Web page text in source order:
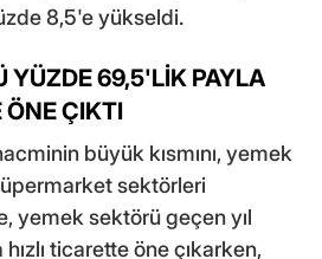
8,5'e yükseldi.
YÜZDE 69,5'LİK PAYLA
ÖNE ÇIKTI
büyük kısmını, yemek
sektörleri
yemek sektörü geçen yıl
ticarette öne çıkarken,